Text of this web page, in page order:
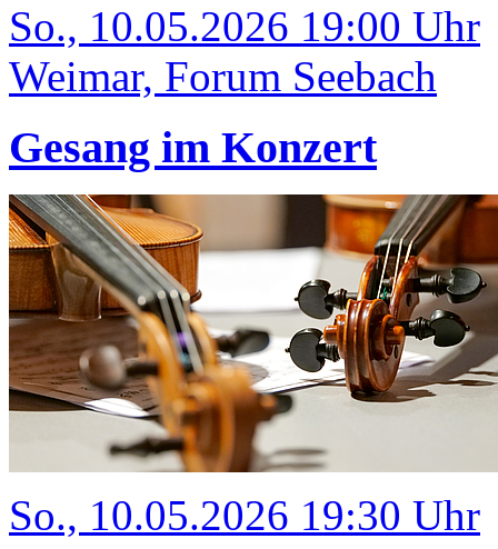
So., 10.05.2026 19:00 Uhr
Weimar, Forum Seebach
Gesang im Konzert
So., 10.05.2026 19:30 Uhr